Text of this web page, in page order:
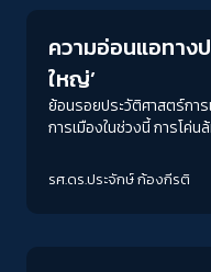
ความอ่อนแอทาง
ใหญ่’
ย้อนรอยประวัติศาสตร์การ
การเมืองในช่วงนี้ การโค่
ประชาธิปไตยครึ่งใบ
รศ.ดร.ประจักษ์ ก้องกีรติ